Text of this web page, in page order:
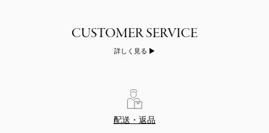
詳しく見る
配送・返品